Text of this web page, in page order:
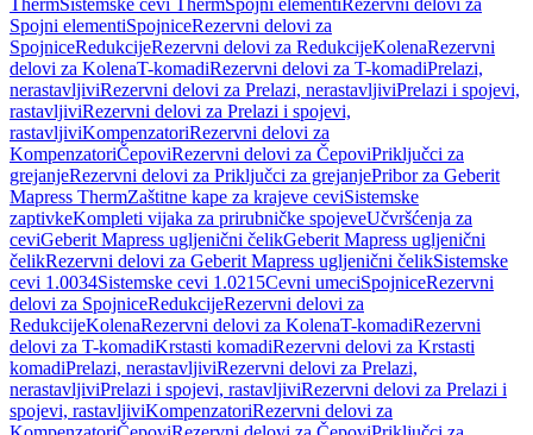
ThermSistemske cevi ThermSpojni elementi Rezervni delovi za
Spojni elementiSpojniceRezervni delovi za
SpojniceRedukcijeRezervni delovi za RedukcijeKolenaRezervni
delovi za KolenaT-komadiRezervni delovi za T-komadiPrelazi,
nerastavljiviRezervni delovi za Prelazi, nerastavljiviPrelazi i spojevi,
rastavljiviRezervni delovi za Prelazi i spojevi,
rastavljiviKompenzatoriRezervni delovi za
KompenzatoriČepoviRezervni delovi za ČepoviPriključci za
grejanjeRezervni delovi za Priključci za grejanjePribor za Geberit
Mapress ThermZaštitne kape za krajeve ceviSistemske
zaptivkeKompleti vijaka za prirubničke spojeveUčvršćenja za
ceviGeberit Mapress ugljenični čelikGeberit Mapress ugljenični
čelikRezervni delovi za Geberit Mapress ugljenični čelikSistemske
cevi 1.0034Sistemske cevi 1.0215Cevni umeciSpojniceRezervni
delovi za SpojniceRedukcijeRezervni delovi za
RedukcijeKolenaRezervni delovi za KolenaT-komadiRezervni
delovi za T-komadiKrstasti komadiRezervni delovi za Krstasti
komadiPrelazi, nerastavljiviRezervni delovi za Prelazi,
nerastavljiviPrelazi i spojevi, rastavljiviRezervni delovi za Prelazi i
spojevi, rastavljiviKompenzatoriRezervni delovi za